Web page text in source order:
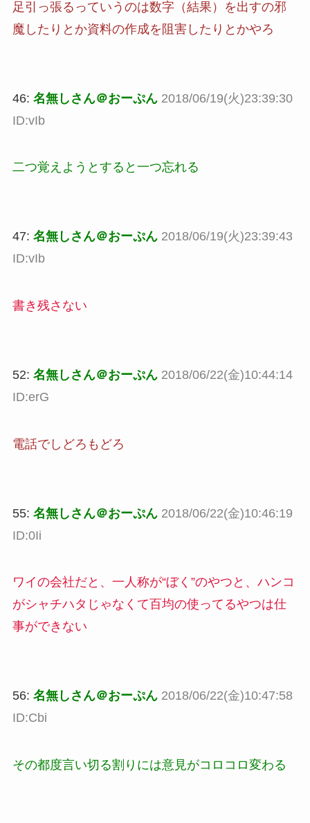
足引っ張るっていうのは数字（結果）を出すの邪
魔したりとか資料の作成を阻害したりとかやろ
46: 名無しさん＠おーぷん 2018/06/19(火)23:39:30
ID:vIb
二つ覚えようとすると一つ忘れる
47: 名無しさん＠おーぷん 2018/06/19(火)23:39:43
ID:vIb
書き残さない
52: 名無しさん＠おーぷん 2018/06/22(金)10:44:14
ID:erG
電話でしどろもどろ
55: 名無しさん＠おーぷん 2018/06/22(金)10:46:19
ID:0Ii
ワイの会社だと、一人称が“ぼく”のやつと、ハンコ
がシャチハタじゃなくて百均の使ってるやつは仕
事ができない
56: 名無しさん＠おーぷん 2018/06/22(金)10:47:58
ID:Cbi
その都度言い切る割りには意見がコロコロ変わる